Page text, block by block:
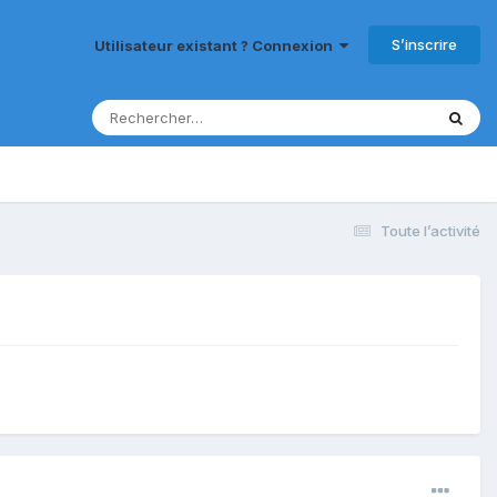
Utilisateur existant ? Connexion S’inscrire
Toute l’activité